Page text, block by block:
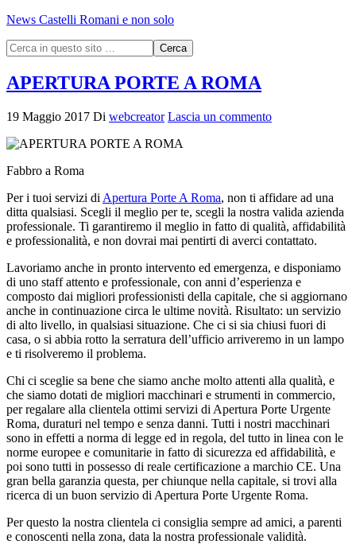
News Castelli Romani e non solo
APERTURA PORTE A ROMA
19 Maggio 2017 Di webcreator Lascia un commento
Fabbro a Roma
Per i tuoi servizi di Apertura Porte A Roma, non ti affidare ad una
ditta qualsiasi. Scegli il meglio per te, scegli la nostra valida azienda
professionale. Ti garantiremo il meglio in fatto di qualità, affidabilità
e professionalità, e non dovrai mai pentirti di averci contattato.
Lavoriamo anche in pronto intervento ed emergenza, e disponiamo
di uno staff attento e professionale, con anni d’esperienza e
composto dai migliori professionisti della capitale, che si aggiornano
anche in continuazione circa le ultime novità. Risultato: un servizio
di alto livello, in qualsiasi situazione. Che ci si sia chiusi fuori di
casa, o si abbia rotto la serratura dell’ufficio arriveremo in un lampo
e ti risolveremo il problema.
Chi ci sceglie sa bene che siamo anche molto attenti alla qualità, e
che siamo dotati de migliori macchinari e strumenti in commercio,
per regalare alla clientela ottimi servizi di Apertura Porte Urgente
Roma, duraturi nel tempo e senza danni. Tutti i nostri macchinari
sono in effetti a norma di legge ed in regola, del tutto in linea con le
norme europee e comunitarie in fatto di sicurezza ed affidabilità, e
poi sono tutti in possesso di reale certificazione a marchio CE. Una
gran bella garanzia questa, per chiunque nella capitale, si trovi alla
ricerca di un buon servizio di Apertura Porte Urgente Roma.
Per questo la nostra clientela ci consiglia sempre ad amici, a parenti
e conoscenti nella zona, data la nostra professionale validità.